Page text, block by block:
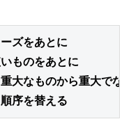
序を替える